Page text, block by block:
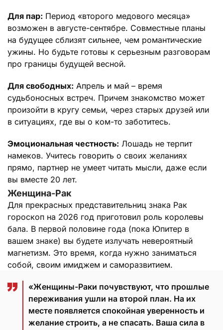
Для пар: Период «второго медового месяца»
возможен в августе-сентябре. Совместные планы
на будущее сблизят сильнее, чем романтические
ужины. Но будьте готовы к серьезным разговорам
про границы будущей весной.
Для свободных: Апрель и май – время
судьбоносных встреч. Причем знакомство может
произойти в кругу семьи, через старых друзей или
в ситуациях, где вы о ком-то заботитесь.
Эмоциональная честность: Лошадь не терпит
намеков. Учитесь говорить о своих желаниях
прямо, партнер не умеет читать мысли, даже если
вы вместе 20 лет.
Женщина-Рак
Для прекрасных представительниц знака Рак
гороскоп на 2026 год приготовил роль королевы
бала. В первой половине года (пока Юпитер в
вашем знаке) вы будете излучать невероятный
магнетизм. Это время, когда нужно заниматься
собой, своим имиджем и саморазвитием.
«Женщины-Раки почувствуют, что прошлые
переживания ушли на второй план. На их
месте появляется спокойная уверенность и
желание строить, а не спасать. Ваша сила в